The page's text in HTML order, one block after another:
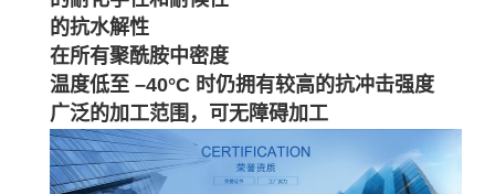
的抗水解性
在所有聚酰胺中密度
温度低至 –40°C 时仍拥有较高的抗冲击强度
广泛的加工范围，可无障碍加工